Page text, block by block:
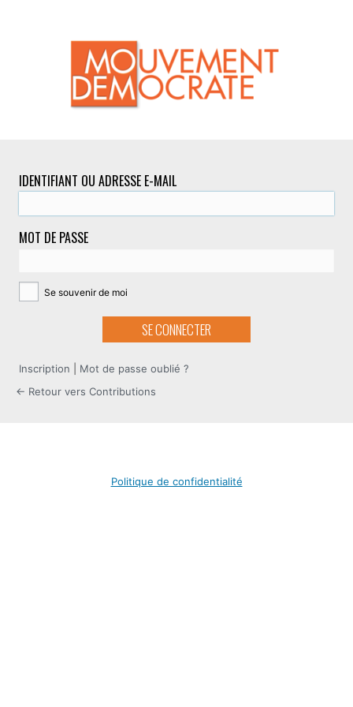
IDENTIFIANT OU ADRESSE E-MAIL
MOT DE PASSE
Se souvenir de moi
Inscription
Mot de passe oublié ?
← Retour vers Contributions
Politique de confidentialité